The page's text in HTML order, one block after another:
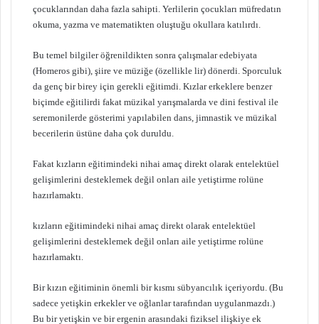
çocuklarından daha fazla sahipti. Yerlilerin çocukları müfredatın
okuma, yazma ve matematikten oluştuğu okullara katılırdı.
Bu temel bilgiler öğrenildikten sonra çalışmalar edebiyata
(Homeros gibi), şiire ve müziğe (özellikle lir) dönerdi. Sporculuk
da genç bir birey için gerekli eğitimdi. Kızlar erkeklere benzer
biçimde eğitilirdi fakat müzikal yarışmalarda ve dini festival ile
seremonilerde gösterimi yapılabilen dans, jimnastik ve müzikal
becerilerin üstüne daha çok duruldu.
Fakat kızların eğitimindeki nihai amaç direkt olarak entelektüel
gelişimlerini desteklemek değil onları aile yetiştirme rolüne
hazırlamaktı.
kızların eğitimindeki nihai amaç direkt olarak entelektüel
gelişimlerini desteklemek değil onları aile yetiştirme rolüne
hazırlamaktı.
Bir kızın eğitiminin önemli bir kısmı sübyancılık içeriyordu. (Bu
sadece yetişkin erkekler ve oğlanlar tarafından uygulanmazdı.)
Bu bir yetişkin ve bir ergenin arasındaki fiziksel ilişkiye ek